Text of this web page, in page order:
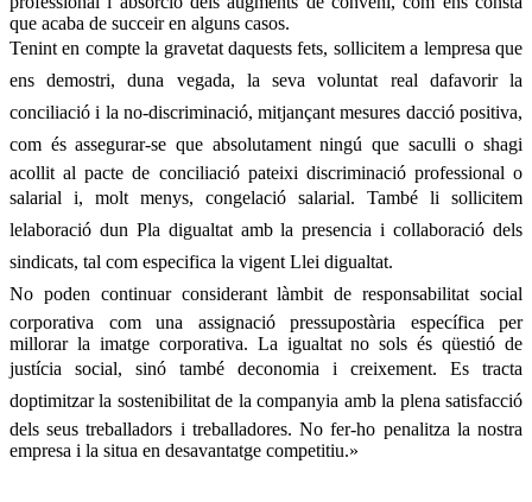
que acaba de succeir en alguns casos.
Tenint en compte la gravetat daquests fets, sollicitem a lempresa que
ens demostri, duna vegada, la seva voluntat real dafavorir la
conciliació i la no-discriminació, mitjançant mesures dacció positiva,
com és assegurar-se que absolutament ningú que saculli o shagi
acollit al pacte de conciliació pateixi discriminació professional o
salarial i, molt menys, congelació salarial. També li sollicitem
lelaboració dun Pla digualtat amb la presencia i collaboració dels
sindicats, tal com especifica la vigent Llei digualtat.
No poden continuar considerant làmbit de responsabilitat social
corporativa com una assignació pressupostària específica per
millorar la imatge corporativa. La igualtat no sols és qüestió de
justícia social, sinó també deconomia i creixement. Es tracta
doptimitzar la sostenibilitat de la companyia amb la plena satisfacció
dels seus treballadors i treballadores. No fer-ho penalitza la nostra
empresa i la situa en desavantatge competitiu.»